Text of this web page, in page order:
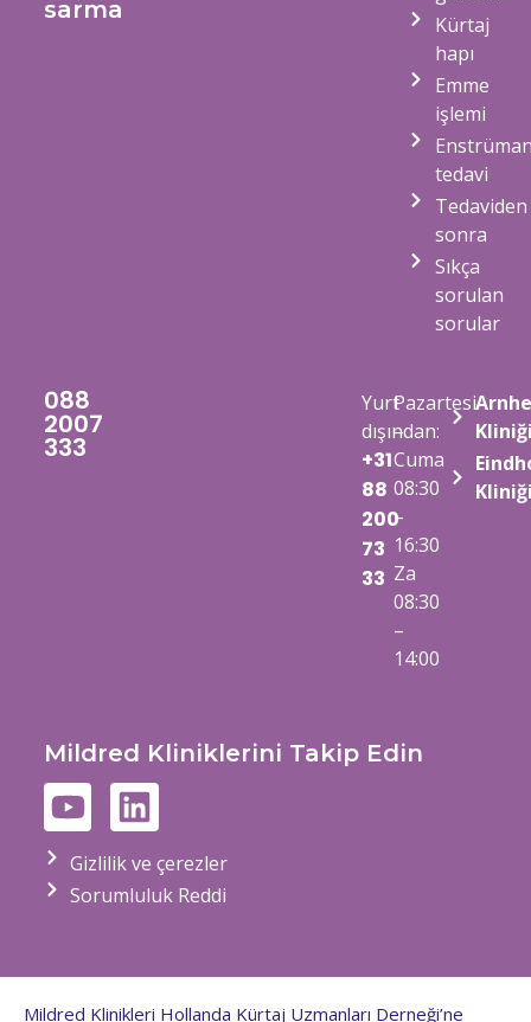
sarma
Kürtaj
hapı
Emme
işlemi
tedavi
Tedaviden
sonra
Sıkça
sorulan
sorular
088
2007
333
Yurt
dışından:
+31
88
200
73
33
Pazartesi
–
Cuma
08:30
–
16:30
Za
08:30
–
14:00
Mildred Kliniklerini Takip Edin
Gizlilik ve çerezler
Sorumluluk Reddi
Mildred Klinikleri Hollanda Kürtaj Uzmanları Derneği’ne